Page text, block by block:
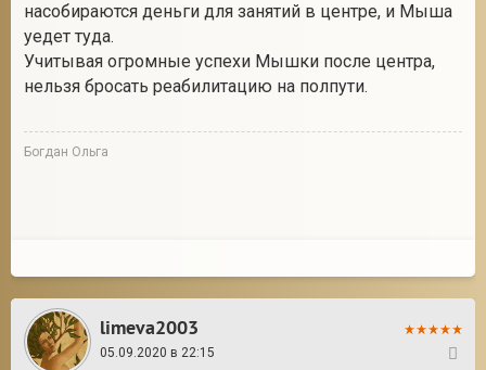
насобираются деньги для занятий в центре, и Мыша
уедет туда.
Учитывая огромные успехи Мышки после центра,
нельзя бросать реабилитацию на полпути.
Богдан Ольга
limeva2003
05.09.2020 в 22:15